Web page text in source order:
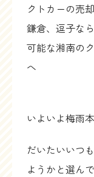
クトカーの売
鎌倉、逗子な
可能な湘南の
へ
いよいよ梅雨
だいたいいつ
ようかと選ん